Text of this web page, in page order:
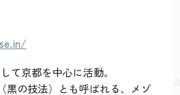
て京都を中心に活動。
黒の技法）とも呼ばれる、メゾ